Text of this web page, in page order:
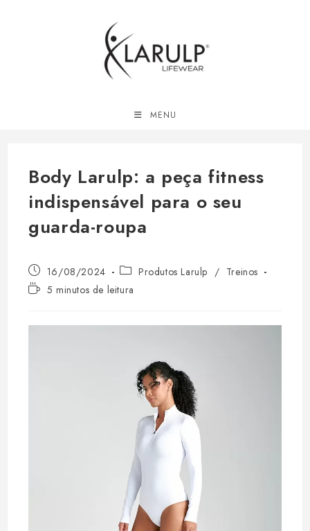
MENU
Body Larulp: a peça fitness
indispensável para o seu
guarda-roupa
Post
publicado:
16/08/2024
Categoria
post:
Produtos Larulp / Treinos
Tempo5 minutos de leitura